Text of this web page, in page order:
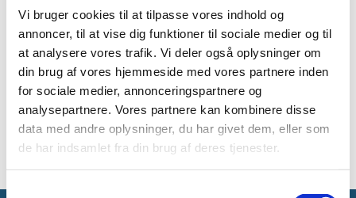
Vi bruger cookies til at tilpasse vores indhold og
annoncer, til at vise dig funktioner til sociale medier og til
at analysere vores trafik. Vi deler også oplysninger om
din brug af vores hjemmeside med vores partnere inden
for sociale medier, annonceringspartnere og
analysepartnere. Vores partnere kan kombinere disse
data med andre oplysninger, du har givet dem, eller som
de har indsamlet fra din brug af deres tjenester.
Samtykkevalg
Forbindelser oprettes gennem en sikker krypteret
VPN-adgang via internettet eller via andre
almindelige WAN’er og LAN’er. Tilladelser tildeles,
tilbagekaldes og konfigureres nemt.
TOSIBOX® Mobile Client giver dig sikker og nem
fjernadgang på farten, ved at aktivere sikre VPN-
forbindelser til matchede TOSIBOX® locks ved
hjælp af mobilens Wi-Fi eller mobile
dataforbindelse.